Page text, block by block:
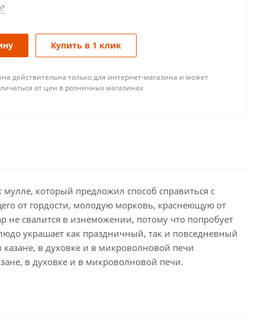
Купить в 1 клик
действительна только для интернет-магазина и может
от цен в розничных магазинах
который предложил способ справиться с
от гордости, молодую морковь, краснеющую от
не свалится в изнеможении, потому что попробует
украшает как праздничный, так и повседневный
в духовке и в микроволновой печи
в духовке и в микроволновой печи.